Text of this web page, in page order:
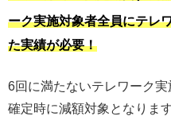
ーク実施対象者全員にテレ
た実績が必要！
6回に満たないテレワーク
確定時に減額対象となります